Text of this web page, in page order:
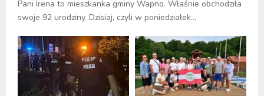
Pani Irena to mieszkanka gminy Wapno. Właśnie obchodziła
swoje 92 urodziny. Dzisiaj, czyli w poniedziałek...